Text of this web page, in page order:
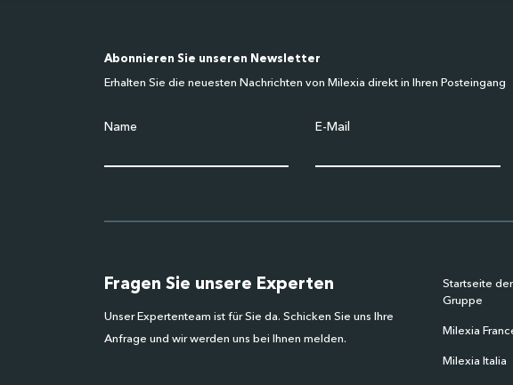
Abonnieren Sie unseren Newsletter
Erhalten Sie die neuesten Nachrichten von Milexia direkt in Ihren Posteingang
Name E-Mail
Fragen Sie unsere Experten
Unser Expertenteam ist für Sie da. Schicken Sie uns Ihre
Anfrage und wir werden uns bei Ihnen melden.
Startseite
Gruppe
Milexia
Milexia Italia